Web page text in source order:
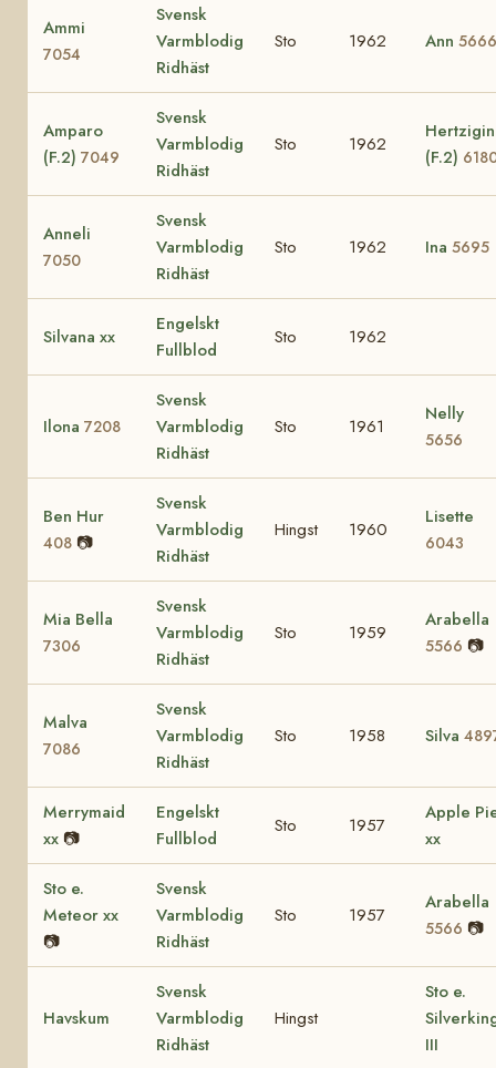
Ammi
7054
Svensk
Varmblodig
Ridhäst
Sto 1962 Ann 5666
Amparo
(F.2) 7049
Svensk
Varmblodig
Ridhäst
Sto 1962
(F.2)
Anneli
7050
Svensk
Varmblodig
Ridhäst
Sto 1962 Ina 5695
Silvana xx
Engelskt
Fullblod
Sto 1962
Ilona 7208
Svensk
Varmblodig
Ridhäst
Sto 1961
Nelly
5656
Ben Hur
408 📷
Svensk
Varmblodig
Ridhäst
Hingst 1960
Lisette
6043
Mia Bella
7306
Svensk
Varmblodig
Ridhäst
Sto 1959
Arabella
5566 📷
Malva
7086
Svensk
Varmblodig
Ridhäst
Sto 1958 Silva
Merrymaid
xx 📷
Engelskt
Fullblod
Sto 1957
Apple
xx
Sto e.
Meteor xx
📷
Svensk
Varmblodig
Ridhäst
Sto 1957
Arabella
5566 📷
Havskum
Svensk
Varmblodig
Ridhäst
Hingst
Sto e.
III